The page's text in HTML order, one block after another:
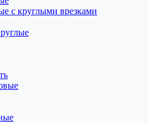
с круглыми врезками